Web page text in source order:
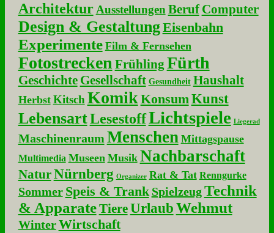
Architektur Ausstellungen Beruf Computer
Design & GestaltungEisenbahn
Experimente Film & Fernsehen
Fotostrecken Frühling Fürth
Geschichte Gesellschaft Gesundheit Haushalt
Herbst Kitsch KomikKonsumKunst
LebensartLesestoffLichtspiele Liegerad
Maschinenraum Menschen Mittagspause
Multimedia Museen Musik Nachbarschaft
NaturNürnberg Organizer Rat & Tat Renngurke
Sommer Speis & Trank Spielzeug Technik
& Apparate Tiere UrlaubWehmut
Winter Wirtschaft